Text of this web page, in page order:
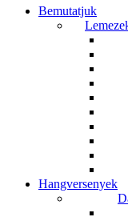
Bemutatjuk
Hangversenyek